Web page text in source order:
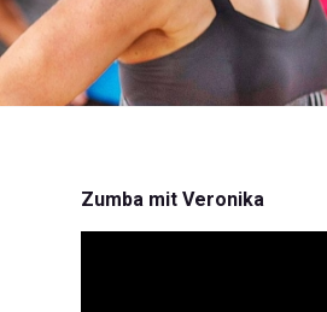
Zumba mit Veronika